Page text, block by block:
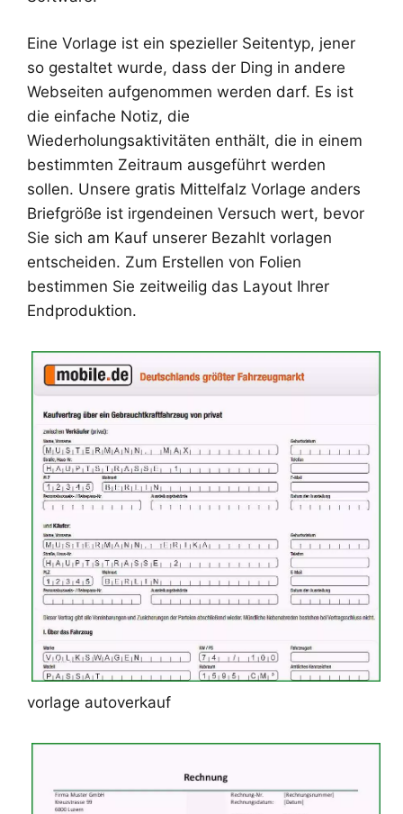
Eine Vorlage ist ein spezieller Seitentyp, jener
so gestaltet wurde, dass der Ding in andere
Webseiten aufgenommen werden darf. Es ist
die einfache Notiz, die
Wiederholungsaktivitäten enthält, die in einem
bestimmten Zeitraum ausgeführt werden
sollen. Unsere gratis Mittelfalz Vorlage anders
Briefgröße ist irgendeinen Versuch wert, bevor
Sie sich am Kauf unserer Bezahlt vorlagen
entscheiden. Zum Erstellen von Folien
bestimmen Sie zeitweilig das Layout Ihrer
Endproduktion.
vorlage autoverkauf